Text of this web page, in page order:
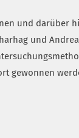
und darüber
und
gewonnen